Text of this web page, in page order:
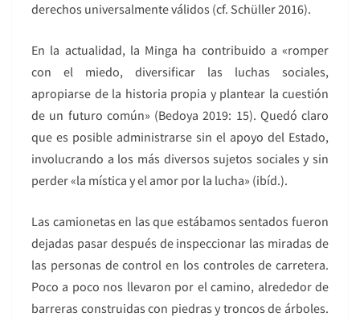
derechos universalmente válidos (cf. Schüller 2016).
En la actualidad, la Minga ha contribuido a «romper
con el miedo, diversificar las luchas sociales,
apropiarse de la historia propia y plantear la cuestión
de un futuro común» (Bedoya 2019: 15). Quedó claro
que es posible administrarse sin el apoyo del Estado,
involucrando a los más diversos sujetos sociales y sin
perder «la mística y el amor por la lucha» (ibíd.).
Las camionetas en las que estábamos sentados fueron
dejadas pasar después de inspeccionar las miradas de
las personas de control en los controles de carretera.
Poco a poco nos llevaron por el camino, alrededor de
barreras construidas con piedras y troncos de árboles.